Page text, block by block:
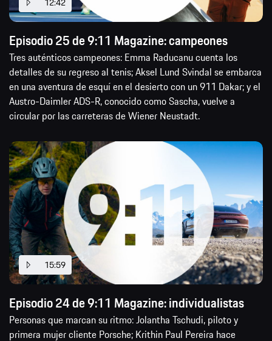
Tres auténticos campeones: Emma Raducanu cuenta los
detalles de su regreso al tenis; Aksel Lund Svindal se embarca
en una aventura de esquí en el desierto con un 911 Dakar; y el
Austro-Daimler ADS-R, conocido como Sascha, vuelve a
circular por las carreteras de Wiener Neustadt.
15:59
Personas que marcan su ritmo: Jolantha Tschudi, piloto y
primera mujer cliente Porsche; Krithin Paul Pereira hace